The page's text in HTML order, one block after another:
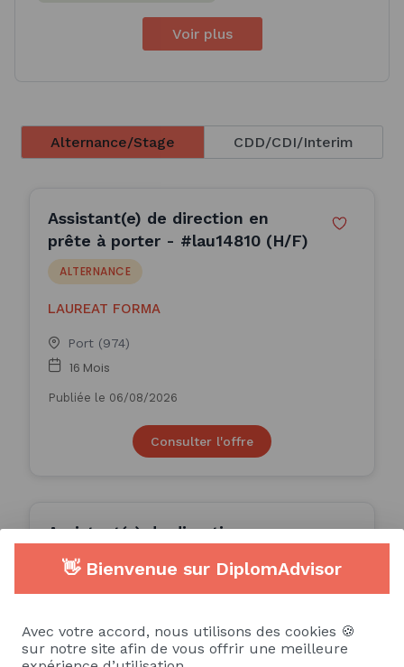
Voir plus
Alternance/Stage CDD/CDI/Interim
Assistant(e) de direction en
prête à porter - #lau14810 (H/F)
ALTERNANCE
LAUREAT FORMA
Port (974)
16 Mois
Publiée le 06/08/2026
Consulter l'offre
Assistant(e) de direction
#lau14166 (H/F)
LAUREAT FORMA
Saint-Paul (974)
👋 Bienvenue sur DiplomAdvisor
Avec votre accord, nous utilisons des cookies 🍪
sur notre site afin de vous offrir une meilleure